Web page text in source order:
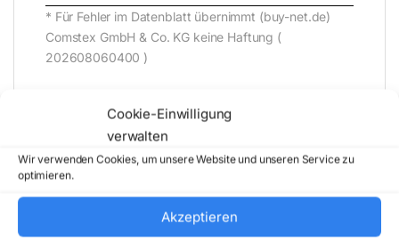
Cookie-Einwilligung
verwalten
Wir verwenden Cookies, um unsere Website und unseren Service zu
optimieren.
Akzeptieren
* Für Fehler im Datenblatt übernimmt (buy-net.de)
Comstex GmbH & Co. KG keine Haftung (
202608060400 )
Artikelnummer: